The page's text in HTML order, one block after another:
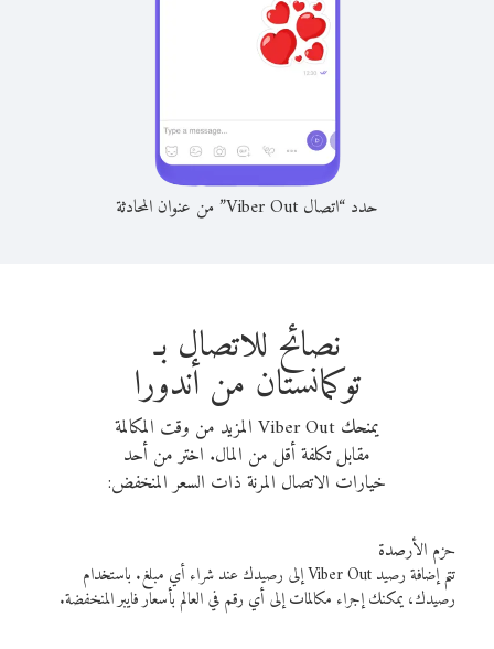
حدد “اتصال Viber Out” من عنوان المحادثة
نصائح للاتصال بـ
توكمانستان من أندورا
يمنحك Viber Out المزيد من وقت المكالمة
مقابل تكلفة أقل من المال. اختر من أحد
خيارات الاتصال المرنة ذات السعر المنخفض:
حزم الأرصدة
تتم إضافة رصيد Viber Out إلى رصيدك عند شراء أي مبلغ. باستخدام
رصيدك، يمكنك إجراء مكالمات إلى أي رقم في العالم بأسعار فايبر المنخفضة.